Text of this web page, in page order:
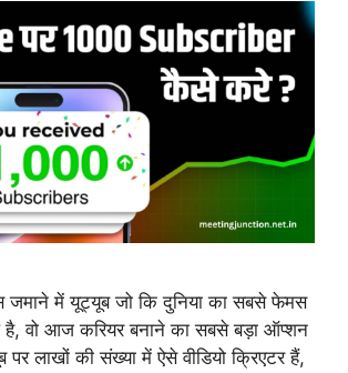
में यूट्यूब जो कि दुनिया का सबसे फेमस
है, वो आज करियर बनाने का सबसे बड़ा ऑप्शन
लाखों की संख्या में ऐसे वीडियो क्रिएटर हैं,